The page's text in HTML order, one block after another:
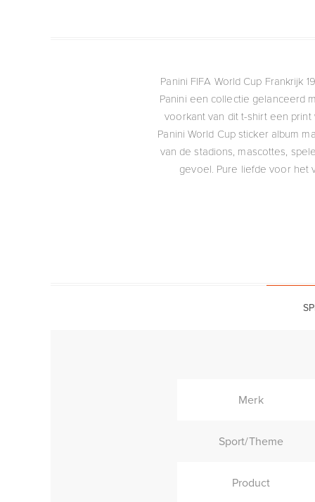
Panini FIFA World Cup Frankrijk
Panini een collectie gelanceerd
voorkant van dit t-shirt een
Panini World Cup sticker album
van de stadions, mascottes,
gevoel. Pure liefde voor het
Merk
Sport/Theme
Product